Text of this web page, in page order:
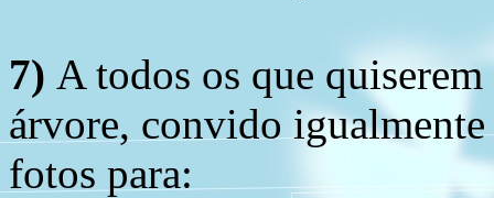
7) A todos os que
árvore, convido
fotos para: